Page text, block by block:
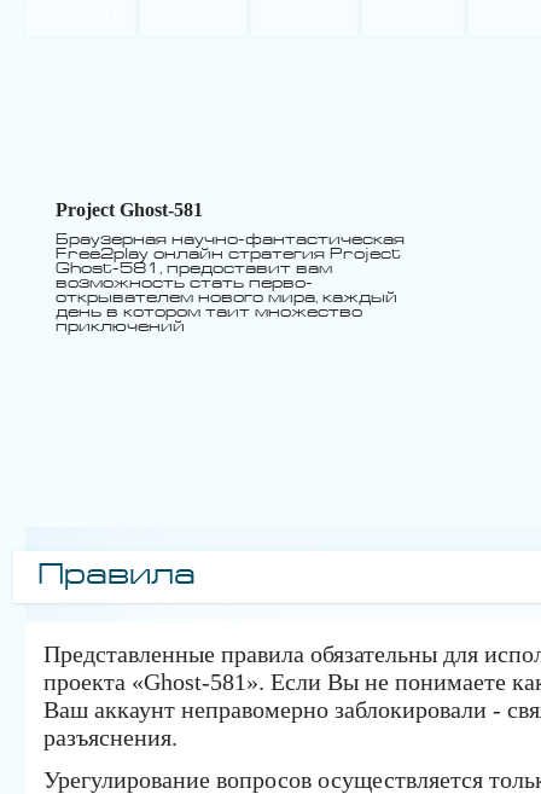
Project Ghost-581
Браузерная научно-фантастическая
Free2play онлайн стратегия Project
Ghost-581, предоставит вам
возможность стать перво-
открывателем нового мира, каждый
день в котором таит множество
приключений
Правила
Представленные правила обязательны для
проекта «Ghost-581». Если Вы не понимаете
Ваш аккаунт неправомерно заблокировали -
разъяснения.
Урегулирование вопросов осуществляется